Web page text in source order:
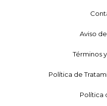
Aviso
Términos
Política de
Política